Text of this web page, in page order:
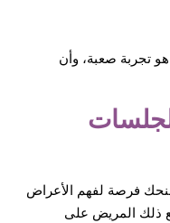
تجربة صعبة، وأن
فرصة لفهم الأعراض
ذلك المريض على